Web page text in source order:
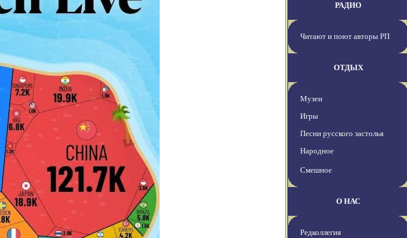
РАДИО
Читают и поют авторы РП
ОТДЫХ
Музеи
Игры
Песни русского застолья
Народное
Смешное
О НАС
Редколлегия